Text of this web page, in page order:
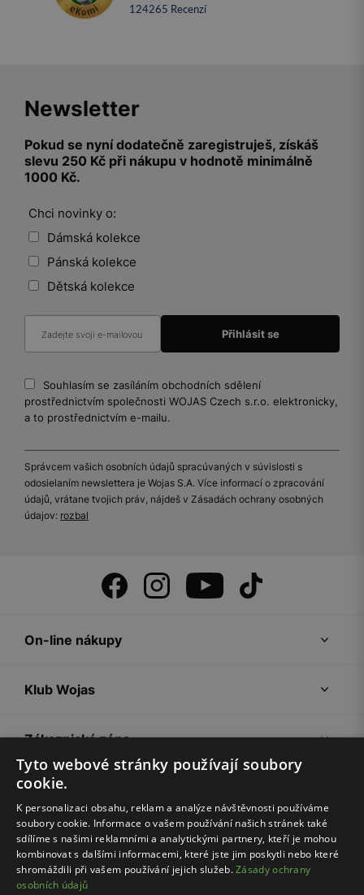
124265 recenzí
Newsletter
Pokud se nyní dodatečně zaregistruješ, získáš
slevu 250 Kč při nákupu v hodnotě minimálně
1000 Kč.
Chci novinky o:
Dámská kolekce
Pánská kolekce
Dětská kolekce
Souhlasím se zasíláním obchodních sdělení
prostřednictvím společnosti WOJAS Czech s.r.o. elektronicky,
a to prostřednictvím e-mailu.
Správcem vašich osobních údajů spracúvaných v súvislosti s
odosielaním newslettera je Wojas S.A. Více informací o zpracování
údajů, vrátane tvojich práv, nájdeš v Zásadách ochrany osobných
údajov: rozbal
On-line nákupy
Klub Wojas
Zákaznická zóna
Společnost Wojas
Rady
Tyto webové stránky používají soubory
cookie.
K personalizaci obsahu, reklam a analýze návštěvnosti používáme
soubory cookie. Informace o vašem používání našich stránek také
sdílíme s našimi reklamními a analytickými partnery, kteří je mohou
kombinovat s dalšími informacemi, které jste jim poskytli nebo které
shromáždili při vašem používání jejich služeb.Zásady ochrany
osobních údajů